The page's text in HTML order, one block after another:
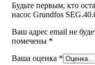
Будьте первым, кто
насос Grundfos
Ваш адрес email не
помечены *
Ваша оценка *